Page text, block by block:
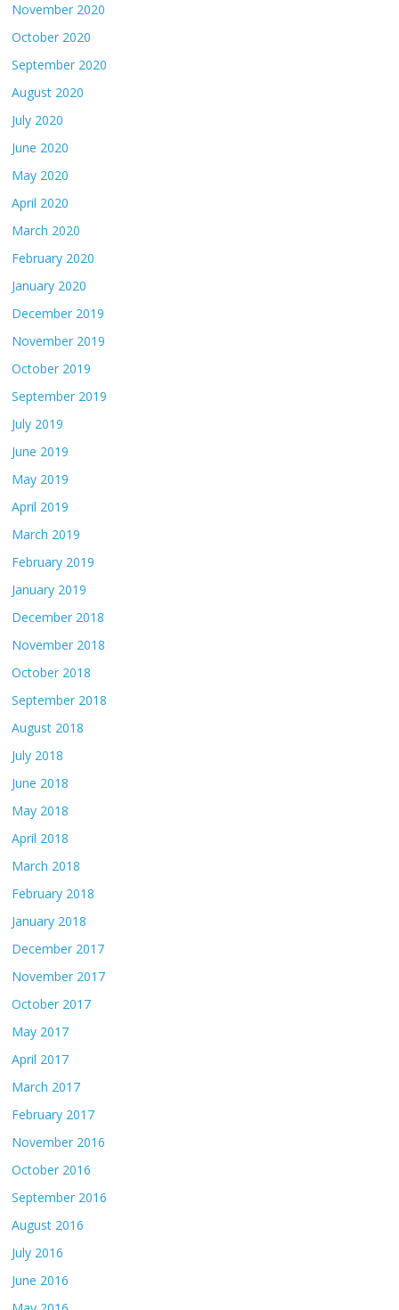
November 2020
October 2020
September 2020
August 2020
July 2020
June 2020
May 2020
April 2020
March 2020
February 2020
January 2020
December 2019
November 2019
October 2019
September 2019
July 2019
June 2019
May 2019
April 2019
March 2019
February 2019
January 2019
December 2018
November 2018
October 2018
September 2018
August 2018
July 2018
June 2018
May 2018
April 2018
March 2018
February 2018
January 2018
December 2017
November 2017
October 2017
May 2017
April 2017
March 2017
February 2017
November 2016
October 2016
September 2016
August 2016
July 2016
June 2016